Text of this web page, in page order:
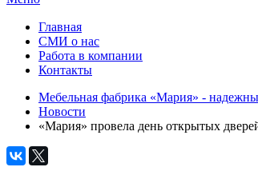
Главная
СМИ о нас
Работа в компании
Контакты
Мебельная фабрика «Мария» -
Новости
«Мария» провела день открытых